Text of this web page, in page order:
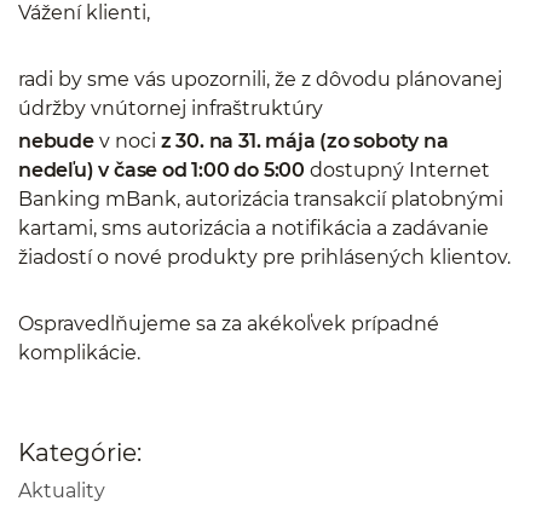
Vážení klienti,
radi by sme vás upozornili, že z dôvodu plánovanej
údržby vnútornej infraštruktúry
nebudev noci z 30. na 31. mája (zo soboty na
nedeľu) v čase od 1:00 do 5:00 dostupný Internet
Banking mBank, autorizácia transakcií platobnými
kartami, sms autorizácia a notifikácia a zadávanie
žiadostí o nové produkty pre prihlásených klientov.
Ospravedlňujeme sa za akékoľvek prípadné
komplikácie.
Kategórie:
Aktuality